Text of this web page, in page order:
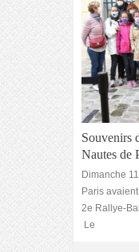
Souvenirs
Nautes de
Dimanche
Paris
2e Rallye-
Le